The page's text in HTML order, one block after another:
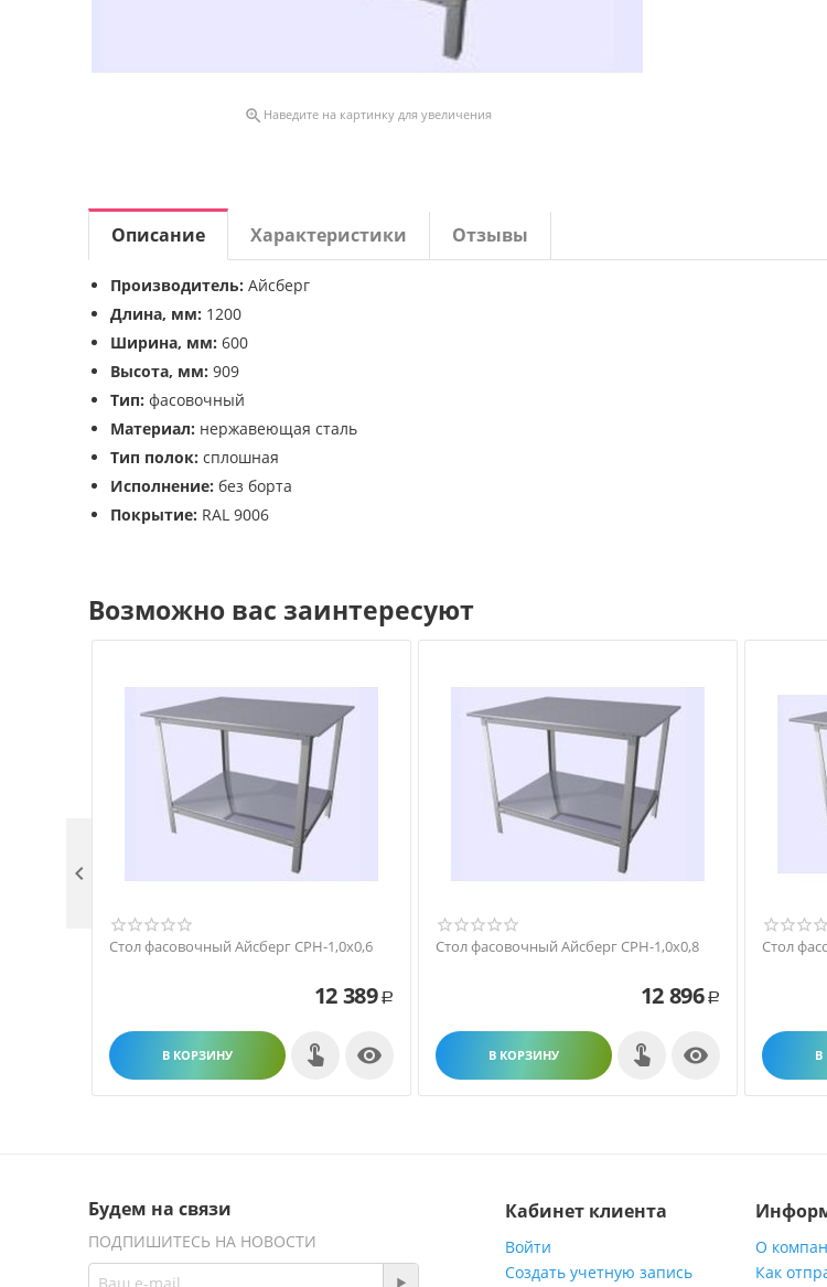
 Наведите на картинку для увеличения
Описание Характеристики Отзывы
Производитель: Айсберг
Длина, мм: 1200
Ширина, мм: 600
Высота, мм: 909
Тип: фасовочный
Материал: нержавеющая сталь
Тип полок: сплошная
Исполнение: без борта
Покрытие: RAL 9006
Возможно вас заинтересуют
Стол фасовочный Айсберг СРН-1,0х0,6
12 389 Р
В КОРЗИНУ 
Стол фасовочный Айсберг СРН-1,0х0,8
12 896 Р
В КОРЗИНУ 
Стол
В

Будем на связи
ПОДПИШИТЕСЬ НА НОВОСТИ
Кабинет клиента
Войти
Создать учетную запись
О
Как